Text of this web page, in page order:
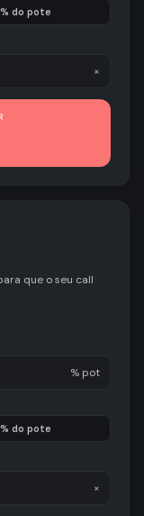
% do pote
×
que o seu call
% pot
% do pote
×